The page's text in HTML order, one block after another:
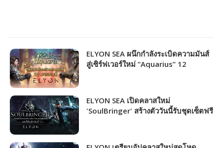
ELYON SEA ผนึกกำลังระเบิดความมันส์
สู่เซิร์ฟเวอร์ใหม่ “Aquarius” 12
ELYON SEA เปิดคลาสใหม่
'SoulBringer' สร้างตัววันนี้รับชุดเซ็ตฟรี